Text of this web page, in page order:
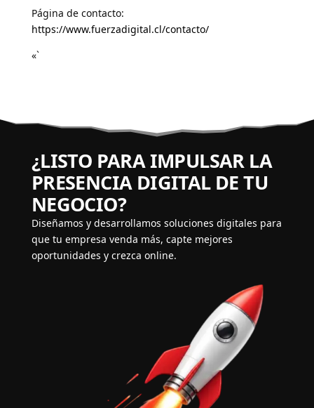
Página de contacto:
https://www.fuerzadigital.cl/contacto/
«`
¿LISTO PARA IMPULSAR LA
PRESENCIA DIGITAL DE TU
NEGOCIO?
Diseñamos y desarrollamos soluciones digitales para
que tu empresa venda más, capte mejores
oportunidades y crezca online.